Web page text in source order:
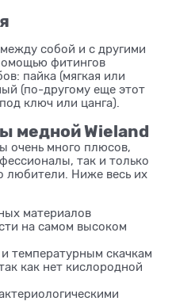
собой и с другими
фитингов
пайка (мягкая или
(по-другому еще этот
ключ или цанга).
медной Wieland
очень много плюсов,
так и только
любители. Ниже весь их
материалов
на самом высоком
температурным скачкам
как нет кислородной